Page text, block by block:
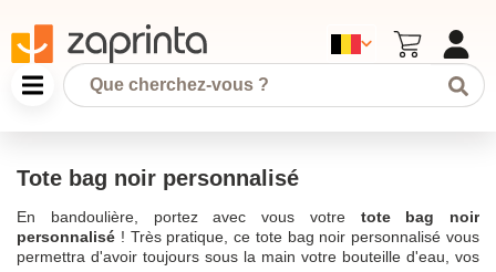
Tote bag noir personnalisé
En bandoulière, portez avec vous votre tote bag noir
personnalisé ! Très pratique, ce tote bag noir personnalisé vous
permettra d'avoir toujours sous la main votre bouteille d'eau, vos